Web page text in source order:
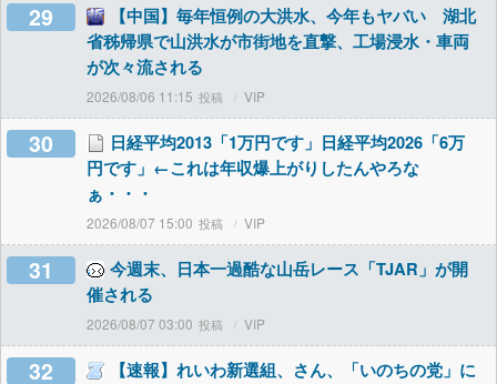
29
【中国】毎年恒例の大洪水、今年もヤバい 湖北
省秭帰県で山洪水が市街地を直撃、工場浸水・車両
が次々流される
2026/08/06 11:15 VIP
30
日経平均2013「1万円です」日経平均2026「6万
円です」←これは年収爆上がりしたんやろな
ぁ・・・
2026/08/07 15:00 VIP
31
今週末、日本一過酷な山岳レース「TJAR」が開
催される
2026/08/07 03:00 VIP
32
【速報】れいわ新選組、さん、「いのちの党」に